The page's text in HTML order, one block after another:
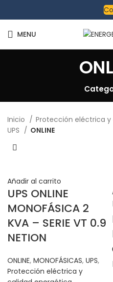
MENU
Inicio
Protección eléctrica
UPS
ONLINE
Añadir al carrito
UPS ONLINE
MONOFÁSICA 2
KVA – SERIE VT 0.9
NETION
ONLINE, MONOFÁSICAS, UPS,
Protección eléctrica y